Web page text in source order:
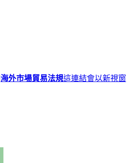
海外市場貿易法規這連結會以新視窗